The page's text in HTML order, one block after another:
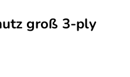
groß 3-ply